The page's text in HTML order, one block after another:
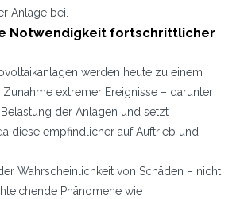
Anlage bei.
Notwendigkeit fortschrittlicher
werden heute zu einem
extremer Ereignisse – darunter
der Anlagen und setzt
diese empfindlicher auf Auftrieb und
Wahrscheinlichkeit von Schäden – nicht
Phänomene wie